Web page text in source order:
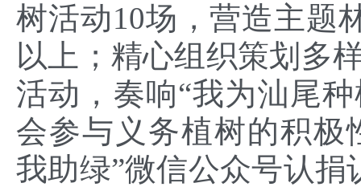
树活动10场，营造主题
以上；精心组织策划多
活动，奏响“我为汕尾
会参与义务植树的积极
我助绿”微信公众号认